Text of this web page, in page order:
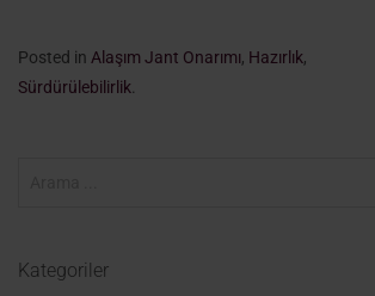
Posted in Alaşım Jant Onarımı, Hazırlık,
Sürdürülebilirlik
Kategoriler